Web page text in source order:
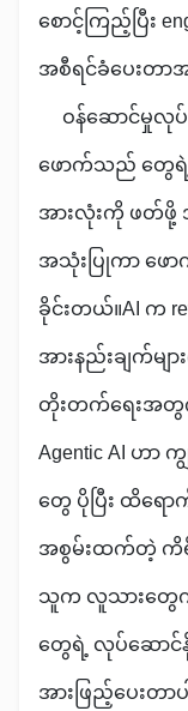
စောင့်ကြည့်ပြီး
အစီရင်ခံပေးတ
ဝန်ဆောင်မှုလု
ဖောက်သည် တွေရဲ့
အားလုံးကို ဖတ်ဖို့
အသုံးပြုကာ ဖေ
ခိုင်းတယ်။AI က
အားနည်းချက်မျ
တိုးတက်ရေးအတွ
Agentic AI ဟ
တွေ ပိုပြီး ထိရေ
အစွမ်းထက်တဲ့ ကိ
သူက လူသားတွေ
တွေရဲ့ လုပ်ဆောင်နို
အားဖြည့်ပေးတာပ